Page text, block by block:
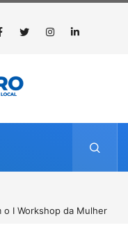
para solicitação do